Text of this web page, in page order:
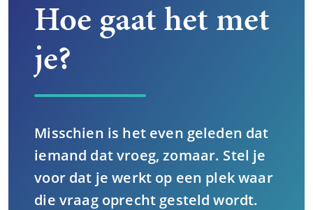
Hoe gaat het met
je?
Misschien is het even geleden dat
iemand dat vroeg, zomaar. Stel je
voor dat je werkt op een plek waar
die vraag oprecht gesteld wordt.